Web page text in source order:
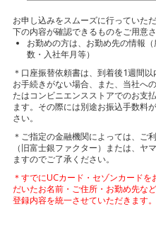
お申し込みをスムーズに行っていた
下の内容が確認できるものをご用意
お勤めの方は、お勤め先の情報
数・入社年月等）
＊口座振替依頼書は、到着後1週間
お手続きがない場合、また、当社へ
たはコンビニエンスストアでのお支
ます。その際には別途お振込手数料
さい。
＊ご指定の金融機関によっては、ご
（旧富士銀ファクター）または、ヤ
ますのでご了承ください。
＊すでにUCカード・セゾンカード
だいたお名前・ご住所・お勤め先な
登録内容を統一させていただきます